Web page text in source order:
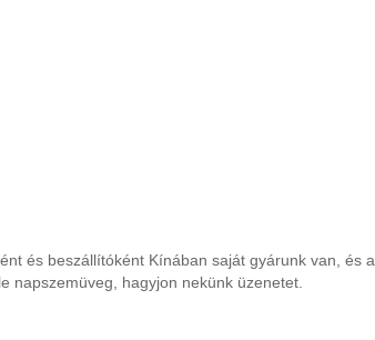
és beszállítóként Kínában saját gyárunk van,
napszemüveg, hagyjon nekünk üzenetet.